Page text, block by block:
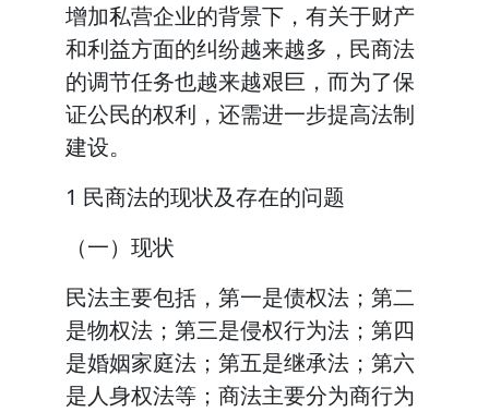
增加私营企业的背景下，有关于财产
和利益方面的纠纷越来越多，民商法
的调节任务也越来越艰巨，而为了保
证公民的权利，还需进一步提高法制
建设。
1 民商法的现状及存在的问题
（一）现状
民法主要包括，第一是债权法；第二
是物权法；第三是侵权行为法；第四
是婚姻家庭法；第五是继承法；第六
是人身权法等；商法主要分为商行为